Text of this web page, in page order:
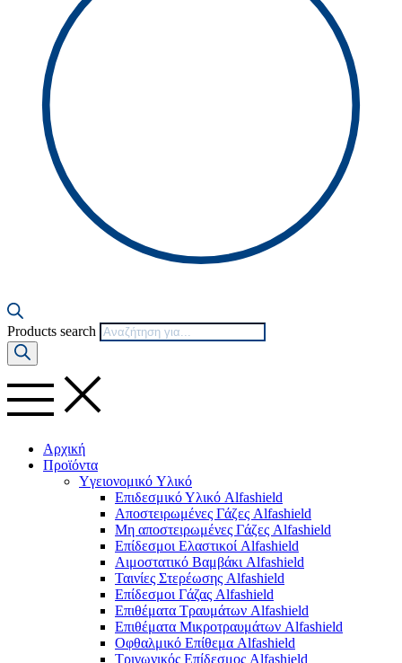
Products search
Αρχική
Προϊόντα
Yγειονομικό Yλικό
Επιδεσμικό Υλικό Alfashield
Αποστειρωμένες Γάζες Alfashield
Μη αποστειρωμένες Γάζες Alfashield
Επίδεσμοι Ελαστικοί Alfashield
Αιμοστατικό Βαμβάκι Alfashield
Ταινίες Στερέωσης Alfashield
Επίδεσμοι Γάζας Alfashield
Επιθέματα Τραυμάτων Alfashield
Επιθέματα Μικροτραυμάτων Alfashield
Οφθαλμικό Eπίθεμα Alfashield
Τριγωνικός Επίδεσμος Alfashield